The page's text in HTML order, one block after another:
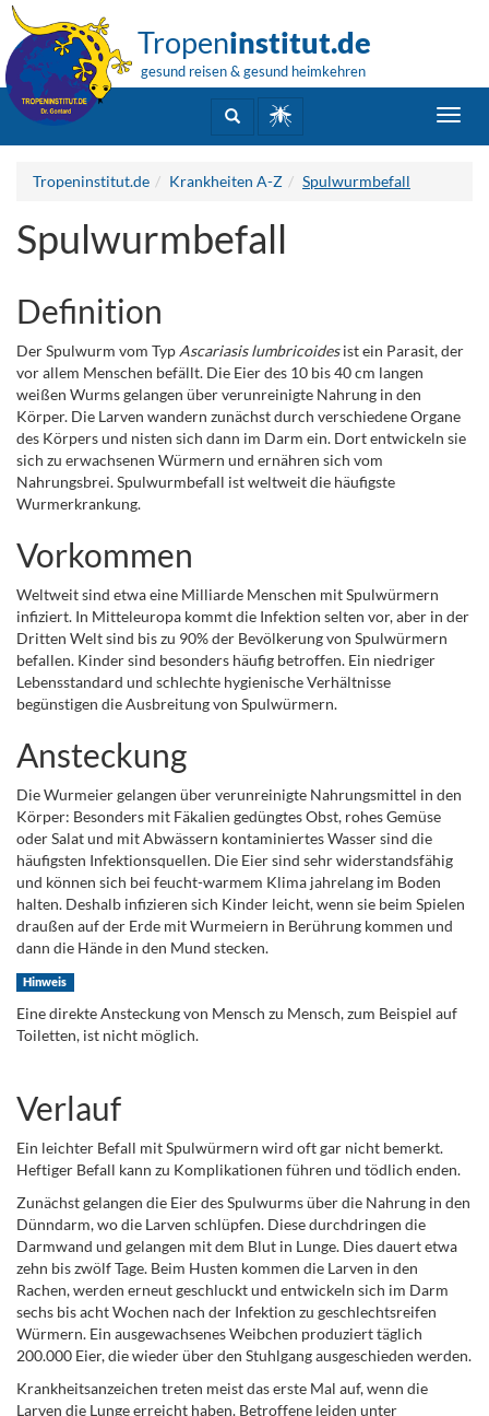
Tropeninstitut.de
gesund reisen & gesund heimkehren
Tropeninstitut.de Krankheiten A-Z Spulwurmbefall
Spulwurmbefall
Definition
Der Spulwurm vom Typ Ascariasis lumbricoidesist ein Parasit, der
vor allem Menschen befällt. Die Eier des 10 bis 40 cm langen
weißen Wurms gelangen über verunreinigte Nahrung in den
Körper. Die Larven wandern zunächst durch verschiedene Organe
des Körpers und nisten sich dann im Darm ein. Dort entwickeln sie
sich zu erwachsenen Würmern und ernähren sich vom
Nahrungsbrei. Spulwurmbefall ist weltweit die häufigste
Wurmerkrankung.
Vorkommen
Weltweit sind etwa eine Milliarde Menschen mit Spulwürmern
infiziert. In Mitteleuropa kommt die Infektion selten vor, aber in der
Dritten Welt sind bis zu 90% der Bevölkerung von Spulwürmern
befallen. Kinder sind besonders häufig betroffen. Ein niedriger
Lebensstandard und schlechte hygienische Verhältnisse
begünstigen die Ausbreitung von Spulwürmern.
Ansteckung
Die Wurmeier gelangen über verunreinigte Nahrungsmittel in den
Körper: Besonders mit Fäkalien gedüngtes Obst, rohes Gemüse
oder Salat und mit Abwässern kontaminiertes Wasser sind die
häufigsten Infektionsquellen. Die Eier sind sehr widerstandsfähig
und können sich bei feucht-warmem Klima jahrelang im Boden
halten. Deshalb infizieren sich Kinder leicht, wenn sie beim Spielen
draußen auf der Erde mit Wurmeiern in Berührung kommen und
dann die Hände in den Mund stecken.
Hinweis
Eine direkte Ansteckung von Mensch zu Mensch, zum Beispiel auf
Toiletten, ist nicht möglich.
Verlauf
Ein leichter Befall mit Spulwürmern wird oft gar nicht bemerkt.
Heftiger Befall kann zu Komplikationen führen und tödlich enden.
Zunächst gelangen die Eier des Spulwurms über die Nahrung in den
Dünndarm, wo die Larven schlüpfen. Diese durchdringen die
Darmwand und gelangen mit dem Blut in Lunge. Dies dauert etwa
zehn bis zwölf Tage. Beim Husten kommen die Larven in den
Rachen, werden erneut geschluckt und entwickeln sich im Darm
sechs bis acht Wochen nach der Infektion zu geschlechtsreifen
Würmern. Ein ausgewachsenes Weibchen produziert täglich
200.000 Eier, die wieder über den Stuhlgang ausgeschieden werden.
Krankheitsanzeichen treten meist das erste Mal auf, wenn die
Larven die Lunge erreicht haben. Betroffene leiden unter